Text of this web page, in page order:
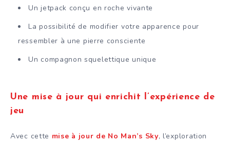
Un jetpack conçu en roche vivante
La possibilité de modifier votre apparence pour
ressembler à une pierre consciente
Un compagnon squelettique unique
Une mise à jour qui enrichit l’expérience de
jeu
Avec cette mise à jour de No Man’s Sky, l’exploration